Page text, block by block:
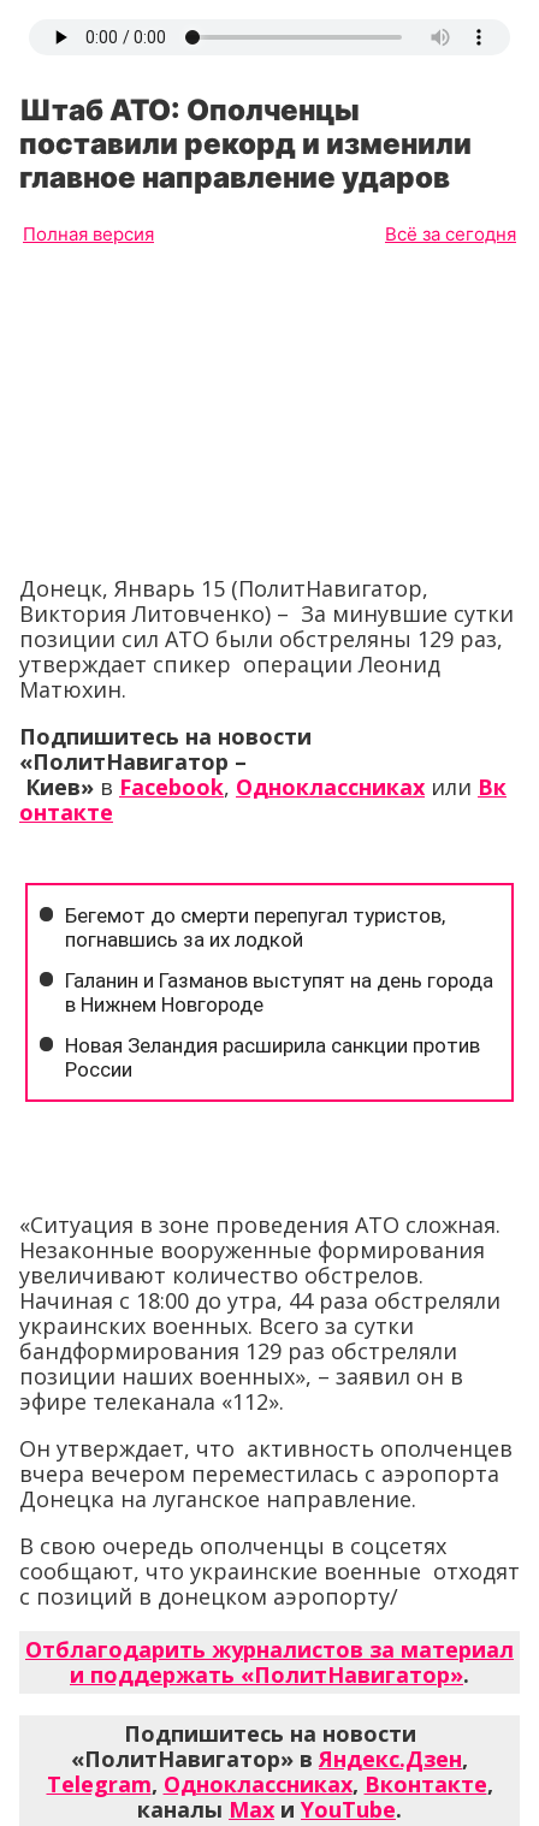
Штаб АТО: Ополченцы
поставили рекорд и изменили
главное направление ударов
Полная версия Всё за сегодня
Донецк, Январь 15 (ПолитНавигатор,
Виктория Литовченко) – За минувшие сутки
позиции сил АТО были обстреляны 129 раз,
утверждает спикер операции Леонид
Матюхин.
Подпишитесь на новости
«ПолитНавигатор –
Киев» в Facebook, Одноклассниках или Вк
онтакте
«Ситуация в зоне проведения АТО сложная.
Незаконные вооруженные формирования
увеличивают количество обстрелов.
Начиная с 18:00 до утра, 44 раза обстреляли
украинских военных. Всего за сутки
бандформирования 129 раз обстреляли
позиции наших военных», – заявил он в
эфире телеканала «112».
Он утверждает, что активность ополченцев
вчера вечером переместилась с аэропорта
Донецка на луганское направление.
В свою очередь ополченцы в соцсетях
сообщают, что украинские военные отходят
c позиций в донецком аэропорту/
Отблагодарить журналистов за материал
и поддержать «ПолитНавигатор».
Подпишитесь на новости
«ПолитНавигатор» вЯндекс.Дзен,
Telegram, Одноклассниках, Вконтакте,
каналы Max и YouTube.